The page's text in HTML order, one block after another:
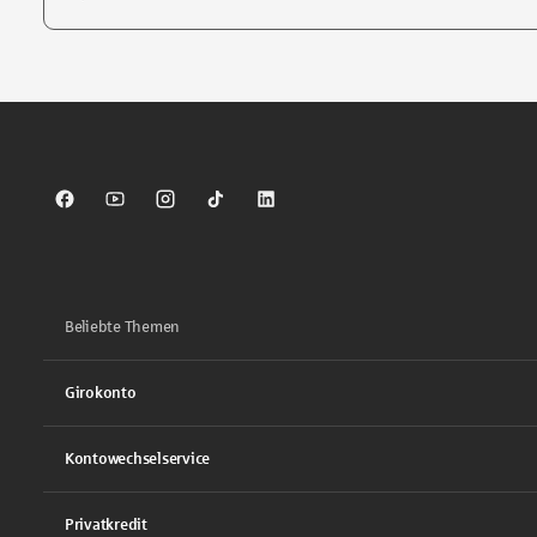
Sparkasse auf Facebook
Sparkasse auf Youtube
Sparkasse auf Instagram
Sparkasse auf TikTok
Sparkasse auf LinkedIn
Beliebte Themen
Girokonto
Kontowechselservice
Privatkredit